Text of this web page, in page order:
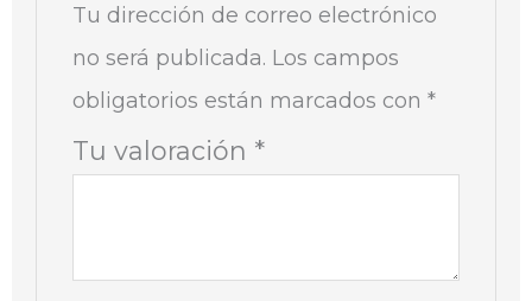
Tu dirección de correo electrónico
no será publicada. Los campos
obligatorios están marcados con*
Tu valoración *